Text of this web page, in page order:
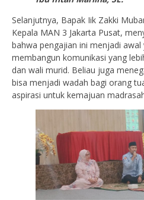
Selanjutnya, Bapak Iik Zakki
Kepala MAN 3 Jakarta Pusat,
bahwa pengajian ini menjadi awal
membangun komunikasi yang
dan wali murid. Beliau juga
bisa menjadi wadah bagi orang
aspirasi untuk kemajuan